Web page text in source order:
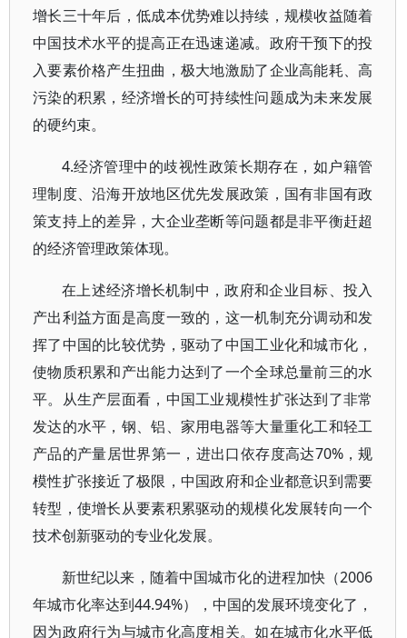
增长三十年后，低成本优势难以持续，规模收益随着
中国技术水平的提高正在迅速递减。政府干预下的投
入要素价格产生扭曲，极大地激励了企业高能耗、高
污染的积累，经济增长的可持续性问题成为未来发展
的硬约束。
4.经济管理中的歧视性政策长期存在，如户籍管
理制度、沿海开放地区优先发展政策，国有非国有政
策支持上的差异，大企业垄断等问题都是非平衡赶超
的经济管理政策体现。
在上述经济增长机制中，政府和企业目标、投入
产出利益方面是高度一致的，这一机制充分调动和发
挥了中国的比较优势，驱动了中国工业化和城市化，
使物质积累和产出能力达到了一个全球总量前三的水
平。从生产层面看，中国工业规模性扩张达到了非常
发达的水平，钢、铝、家用电器等大量重化工和轻工
产品的产量居世界第一，进出口依存度高达70%，规
模性扩张接近了极限，中国政府和企业都意识到需要
转型，使增长从要素积累驱动的规模化发展转向一个
技术创新驱动的专业化发展。
新世纪以来，随着中国城市化的进程加快（2006
年城市化率达到44.94%），中国的发展环境变化了，
因为政府行为与城市化高度相关。如在城市化水平低